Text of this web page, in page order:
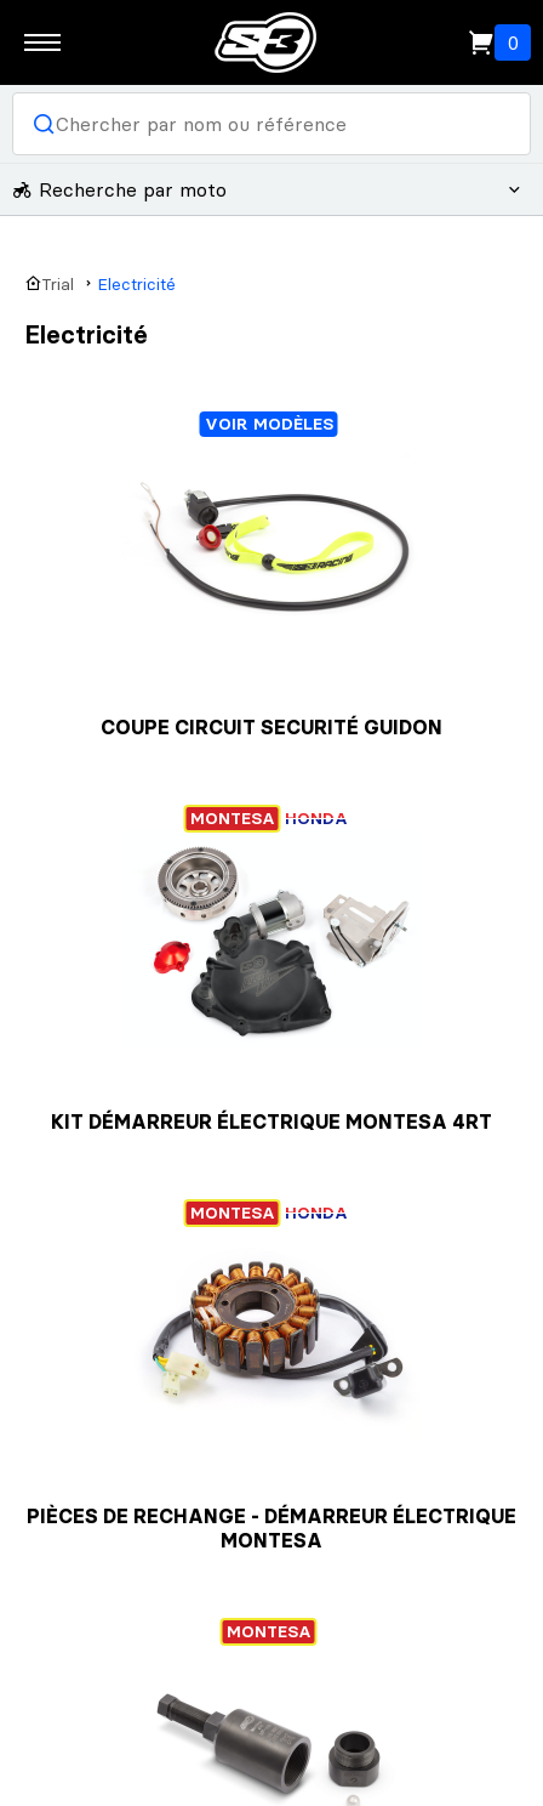
0
Recherche par moto
Trial Electricité
Electricité
VOIR MODÈLES
COUPE CIRCUIT SECURITÉ GUIDON
MONTESA HONDA
KIT DÉMARREUR ÉLECTRIQUE MONTESA 4RT
MONTESA HONDA
PIÈCES DE RECHANGE - DÉMARREUR ÉLECTRIQUE
MONTESA
MONTESA